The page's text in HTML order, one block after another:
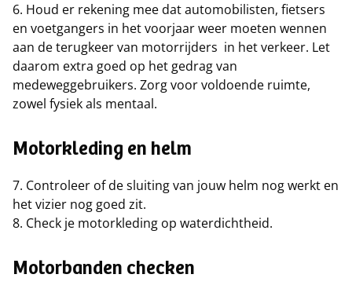
6. Houd er rekening mee dat automobilisten, fietsers
en voetgangers in het voorjaar weer moeten wennen
aan de terugkeer van motorrijders in het verkeer. Let
daarom extra goed op het gedrag van
medeweggebruikers. Zorg voor voldoende ruimte,
zowel fysiek als mentaal.
Motorkleding en helm
7. Controleer of de sluiting van jouw helm nog werkt en
het vizier nog goed zit.
8. Check je motorkleding op waterdichtheid.
Motorbanden checken